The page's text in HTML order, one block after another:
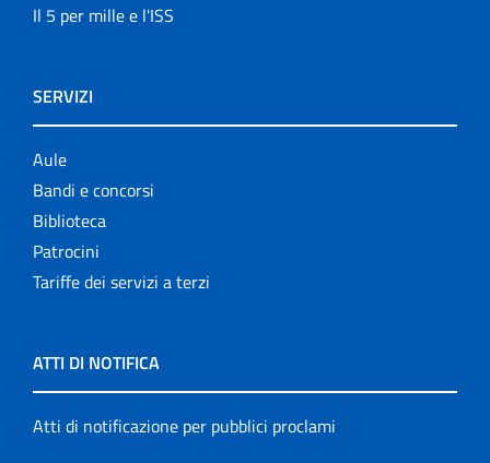
Il 5 per mille e l'ISS
SERVIZI
Aule
Bandi e concorsi
Biblioteca
Patrocini
Tariffe dei servizi a terzi
ATTI DI NOTIFICA
Atti di notificazione per pubblici proclami